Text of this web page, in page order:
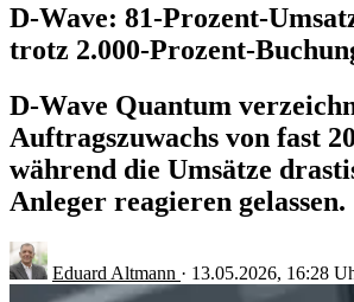
D-Wave: 81-Prozent-
trotz 2.000-Prozent-
D-Wave Quantum
Auftragszuwachs von fast
während die Umsätze
Anleger reagieren gelassen.
Eduard Altmann · 13.05.2026, 16:28